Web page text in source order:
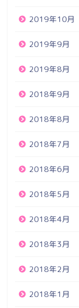
2019年10月
2019年9月
2019年8月
2018年9月
2018年8月
2018年7月
2018年6月
2018年5月
2018年4月
2018年3月
2018年2月
2018年1月